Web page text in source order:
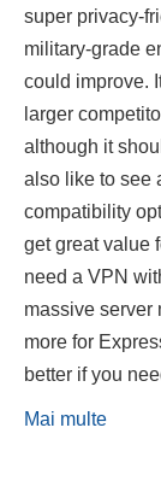
super privacy-
military-grade
could improve.
larger
although it
also like to see
compatibility
get great value
need a VPN
massive server
more for
better if you
Mai multe